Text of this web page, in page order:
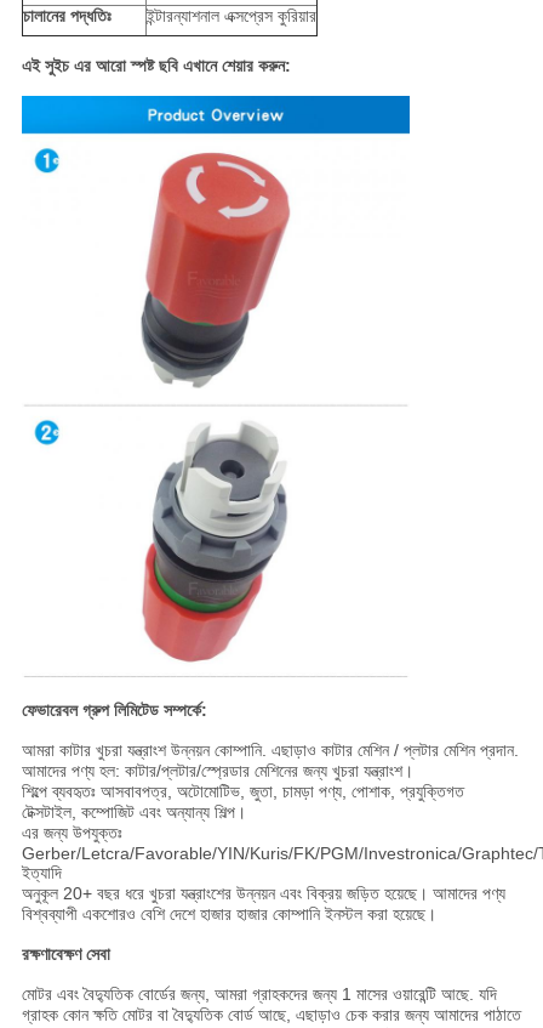
চালানের পদ্ধতিঃ
ইন্টারন্যাশনাল এক্সপ্রেস কুরিয়ার
এই সুইচ এর আরো স্পষ্ট ছবি এখানে শেয়ার করুন:
ফেভারেবল গ্রুপ লিমিটেড সম্পর্কে:
আমরা কাটার খুচরা যন্ত্রাংশ উন্নয়ন কোম্পানি. এছাড়াও কাটার মেশিন / প্লটার মেশিন প্রদান.
আমাদের পণ্য হল: কাটার/প্লটার/স্প্রেডার মেশিনের জন্য খুচরা যন্ত্রাংশ।
শিল্পে ব্যবহৃতঃ আসবাবপত্র, অটোমোটিভ, জুতা, চামড়া পণ্য, পোশাক, প্রযুক্তিগত
টেক্সটাইল, কম্পোজিট এবং অন্যান্য শিল্প।
এর জন্য উপযুক্তঃ
Gerber/Letcra/Favorable/YIN/Kuris/FK/PGM/Investronica/Graphtec/
ইত্যাদি
অনুকূল 20+ বছর ধরে খুচরা যন্ত্রাংশের উন্নয়ন এবং বিক্রয় জড়িত হয়েছে। আমাদের পণ্য
বিশ্বব্যাপী একশোরও বেশি দেশে হাজার হাজার কোম্পানি ইনস্টল করা হয়েছে।
রক্ষণাবেক্ষণ সেবা
মোটর এবং বৈদ্যুতিক বোর্ডের জন্য, আমরা গ্রাহকদের জন্য 1 মাসের ওয়ারেন্টি আছে. যদি
গ্রাহক কোন ক্ষতি মোটর বা বৈদ্যুতিক বোর্ড আছে, এছাড়াও চেক করার জন্য আমাদের পাঠাতে